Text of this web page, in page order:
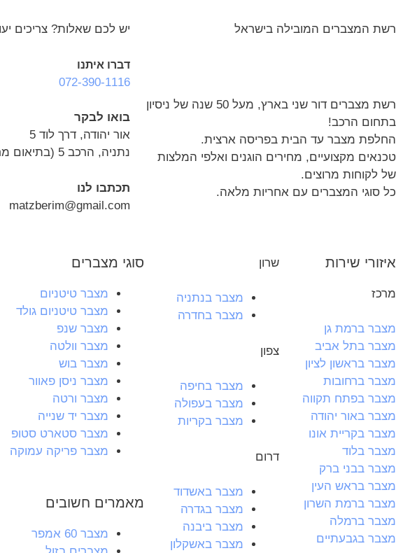
רשת המצברים המובילה בישראל
רשת מצברים דור שני בארץ, מעל 50 שנה של ניסיון
בתחום הרכב!
החלפת מצבר עד הבית בפריסה ארצית.
טכנאים מקצועיים, מחירים הוגנים ואלפי המלצות
של לקוחות מרוצים.
כל סוגי המצברים עם אחריות מלאה.
יש לכם שאלות? צריכים
דברו איתנו
072-390-1116
בואו לבקר
אור יהודה, דרך לוד 5
נתניה, הרכב 5 (בתיאום מראש)
תכתבו לנו
matzberim@gmail.com
איזורי שירות
מרכז
מצבר ברמת גן
מצבר בתל אביב
מצבר בראשון לציון
מצבר ברחובות
מצבר בפתח תקווה
מצבר באור יהודה
מצבר בקריית אונו
מצבר בלוד
מצבר בבני ברק
מצבר בראש העין
מצבר ברמת השרון
מצבר ברמלה
מצבר בגבעתיים
שרון
מצבר בנתניה
מצבר בחדרה
צפון
מצבר בחיפה
מצבר בעפולה
מצבר בקריות
דרום
מצבר באשדוד
מצבר בגדרה
מצבר ביבנה
מצבר באשקלון
סוגי מצברים
מצבר טיטניום
מצבר טיטניום גולד
מצבר שנפ
מצבר וולטה
מצבר בוש
מצבר ניסן פאוור
מצבר ורטה
מצבר יד שנייה
מצבר סטארט סטופ
מצבר פריקה עמוקה
מאמרים חשובים
מצבר 60 אמפר